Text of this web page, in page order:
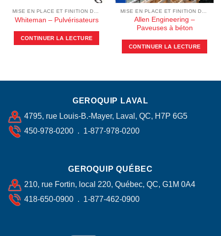
Whiteman – Pulvérisateurs
CONTINUER LA LECTURE
Allen Engineering –
Paveuses à béton
CONTINUER LA LECTURE
GEROQUIP LAVAL
4795, rue Louis-B.-Mayer, Laval, QC, H7P 6G5
450-978-0200 . 1-877-978-0200
GEROQUIP QUÉBEC
210, rue Fortin, local 220, Québec, QC, G1M 0A4
418-650-0900 . 1-877-462-0900